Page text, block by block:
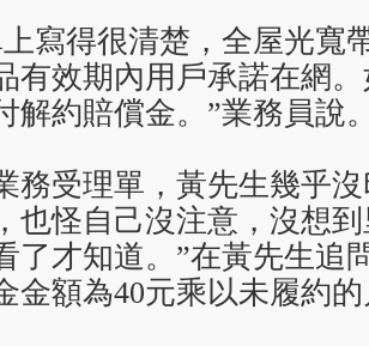
寫得很清楚，全屋光寬
有效期內用戶承諾在網
解約賠償金。”業務員說
務受理單，黃先生幾乎
也怪自己沒注意，沒想
了才知道。”在黃先生追
金額為40元乘以未履約